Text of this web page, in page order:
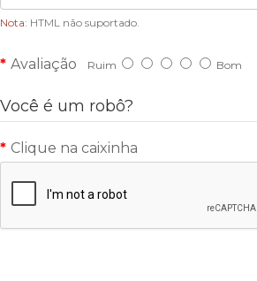
Nota: HTML não suportado.
Avaliação Ruim Bom
Você é um robô?
Clique na caixinha